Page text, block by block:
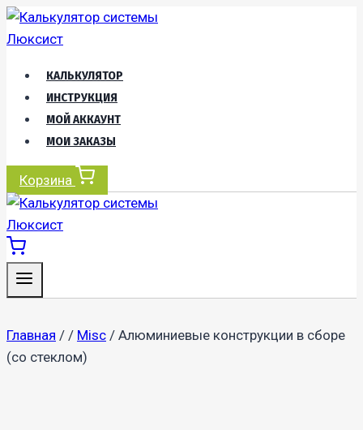
Перейти
к
КАЛЬКУЛЯТОР
ИНСТРУКЦИЯ
МОЙ АККАУНТ
МОИ ЗАКАЗЫ
Корзина
Главная / / Misc / Алюминиевые конструкции в сборе
(со стеклом)